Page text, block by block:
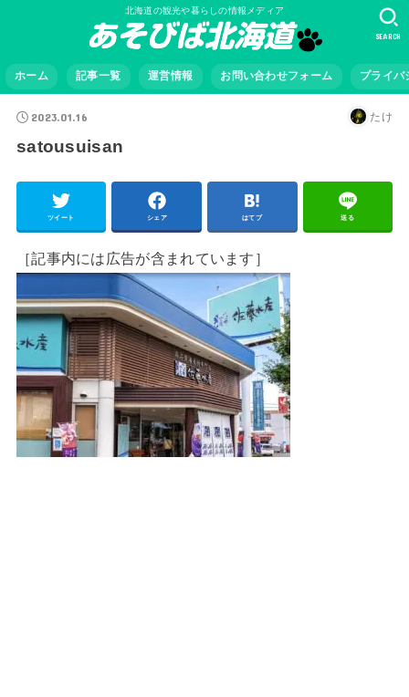
北海道の観光や暮らしの情報メディア
ホーム 記事一覧 運営情報 お問い合わせフォーム プライバ
SEARCH
2023.01.16 たけ
satousuisan
ツイート シェア はてブ 送る
［記事内には広告が含まれています］